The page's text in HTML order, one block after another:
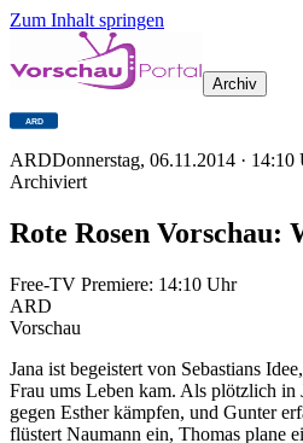
Zum Inhalt springen
Archiv
ARDDonnerstag, 06.11.2014 · 14:10
Archiviert
Rote Rosen Vorschau:
Free-TV Premiere: 14:10 Uhr
ARD
Vorschau
Jana ist begeistert von Sebastians
Frau ums Leben kam. Als plötzlich in
gegen Esther kämpfen, und Gunter
flüstert Naumann ein, Thomas plane